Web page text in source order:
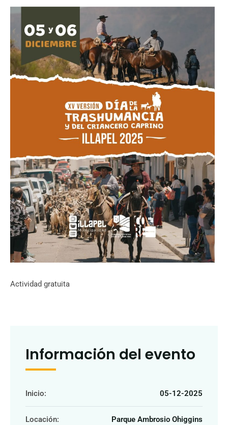
Actividad gratuita
Información del evento
Inicio: 05-12-2025
Locación: Parque Ambrosio Ohiggins